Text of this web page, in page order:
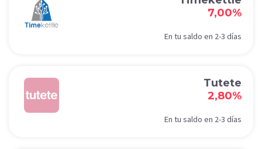
7,00%
En tu saldo en 2-3 días
Tutete
2,80%
En tu saldo en 2-3 días